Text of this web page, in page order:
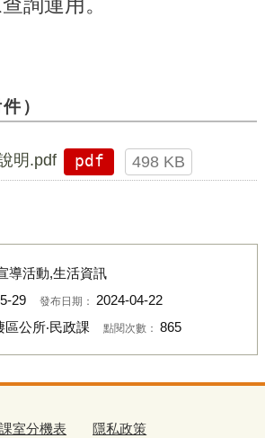
詢運用。
）
明.pdf pdf 498 KB
導活動,生活資訊
29 發布日期： 2024-04-22
公所‧民政課 點閱次數： 865
室分機表 隱私政策